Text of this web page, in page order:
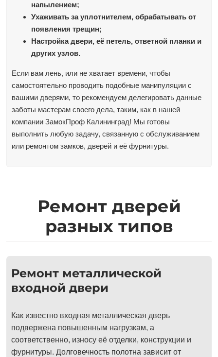
напылением;
Ухаживать за уплотнителем, обрабатывать от
появления трещин;
Настройка двери, её петель, ответной планки и
других узлов.
Если вам лень, или не хватает времени, чтобы
самостоятельно проводить подобные манипуляции с
вашими дверями, то рекомендуем делегировать данные
заботы мастерам своего дела, таким, как в нашей
компании ЗамокПроф Калининград! Мы готовы
выполнить любую задачу, связанную с обслуживанием
или ремонтом замков, дверей и её фурнитуры.
Ремонт дверей
разных типов
Ремонт металлической
входной двери
Как известно входная металлическая дверь
подвержена повышенным нагрузкам, а
соответственно, износу её отделки, конструкции и
фурнитуры. Долговечность полотна зависит от